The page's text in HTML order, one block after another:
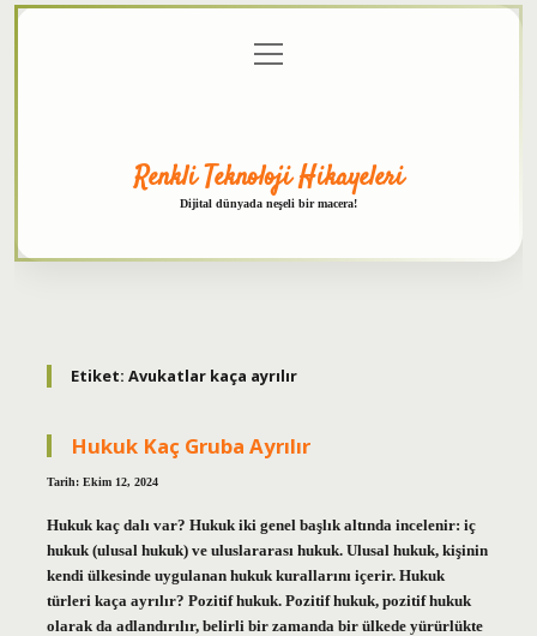
menüyü
aç
Renkli Teknoloji Hikayeleri
Dijital dünyada neşeli bir macera!
Etiket: Avukatlar kaça ayrılır
Hukuk Kaç Gruba Ayrılır
Tarih: Ekim 12, 2024
Hukuk kaç dalı var? Hukuk iki genel başlık altında incelenir: iç
hukuk (ulusal hukuk) ve uluslararası hukuk. Ulusal hukuk, kişinin
kendi ülkesinde uygulanan hukuk kurallarını içerir. Hukuk
türleri kaça ayrılır? Pozitif hukuk. Pozitif hukuk, pozitif hukuk
olarak da adlandırılır, belirli bir zamanda bir ülkede yürürlükte